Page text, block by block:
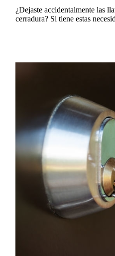
¿Dejaste accidentalmente las
cerradura? Si tiene estas